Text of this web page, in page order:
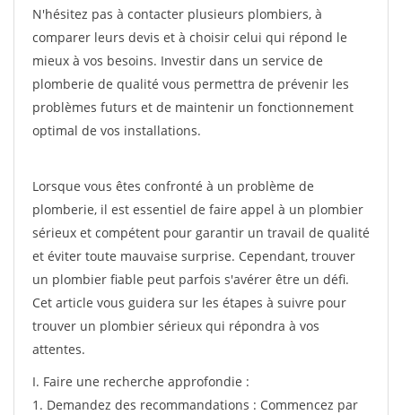
N'hésitez pas à contacter plusieurs plombiers, à
comparer leurs devis et à choisir celui qui répond le
mieux à vos besoins. Investir dans un service de
plomberie de qualité vous permettra de prévenir les
problèmes futurs et de maintenir un fonctionnement
optimal de vos installations.
Lorsque vous êtes confronté à un problème de
plomberie, il est essentiel de faire appel à un plombier
sérieux et compétent pour garantir un travail de qualité
et éviter toute mauvaise surprise. Cependant, trouver
un plombier fiable peut parfois s'avérer être un défi.
Cet article vous guidera sur les étapes à suivre pour
trouver un plombier sérieux qui répondra à vos
attentes.
I. Faire une recherche approfondie :
1. Demandez des recommandations : Commencez par